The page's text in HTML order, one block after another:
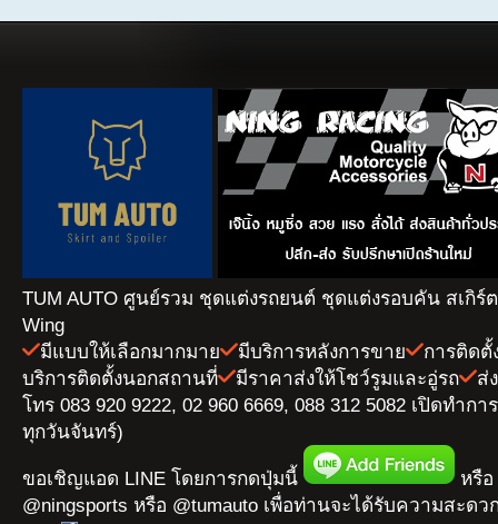
TUM AUTO ศูนย์รวม ชุดแต่งรถยนต์ ชุดแต่งรอบคัน สเกิร์
Wing
มีแบบให้เลือกมากมาย
มีบริการหลังการขาย
การติดตั้
บริการติดตั้งนอกสถานที่
มีราคาส่งให้โชว์รูมและอู่รถ
ส่
โทร 083 920 9222, 02 960 6669, 088 312 5082 เปิดทำก
ทุกวันจันทร์)
ขอเชิญแอด LINE โดยการกดปุ่มนี้
หรือ
@ningsports หรือ @tumauto เพื่อท่านจะได้รับความสะดว